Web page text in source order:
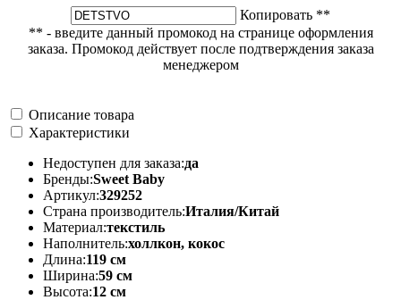
Копировать **
** - введите данный промокод на странице оформления
заказа. Промокод действует после подтверждения заказа
менеджером
Описание товара
Характеристики
Недоступен для заказа:да
Бренды:Sweet Baby
Артикул:329252
Страна производитель:Италия/Китай
Материал:текстиль
Наполнитель:холлкон, кокос
Длина:119 см
Ширина:59 см
Высота:12 см